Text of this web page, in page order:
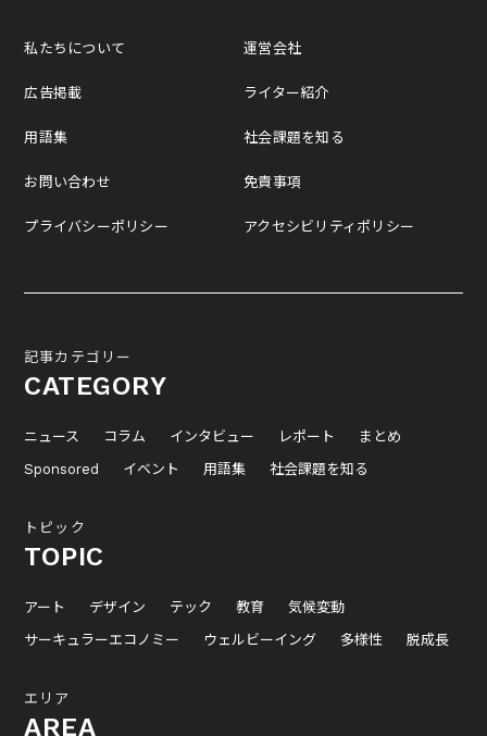
私たちについて
広告掲載
用語集
お問い合わせ
プライバシーポリシー
運営会社
ライター紹介
社会課題を知る
免責事項
アクセシビリティポリシー
記事カテゴリー
CATEGORY
ニュース コラム インタビュー レポート
まとめ
Sponsored
イベント 用語集 社会課題を知る
トピック
TOPIC
アート デザイン テック 教育
気候変動
サーキュラーエコノミー
ウェルビーイング 多様性 脱成長
エリア
AREA